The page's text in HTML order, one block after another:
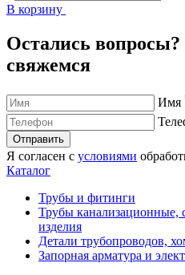
В корзину
Остались
свяжемся
Имя
Отправить
Я согласен с условиями
Каталог
Трубы и фитинги
Трубы канализационные,
изделия
Детали трубопроводов,
Запорная арматура и